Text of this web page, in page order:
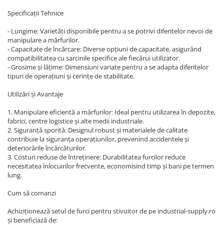
Specificații Tehnice
- Lungime: Varietăți disponibile pentru a se potrivi diferitelor nevoi de
manipulare a mărfurilor.
- Capacitate de încărcare: Diverse opțiuni de capacitate, asigurând
compatibilitatea cu sarcinile specifice ale fiecărui utilizator.
- Grosime și lățime: Dimensiuni variate pentru a se adapta diferitelor
tipuri de operațiuni și cerințe de stabilitate.
Utilizări și Avantaje
1. Manipulare eficientă a mărfurilor: Ideal pentru utilizarea în depozite,
fabrici, centre logistice și alte medii industriale.
2. Siguranță sporită: Designul robust și materialele de calitate
contribuie la siguranța operațiunilor, prevenind accidentele și
deteriorările încărcăturilor.
3. Costuri reduse de întreținere: Durabilitatea furcilor reduce
necesitatea înlocuirilor frecvente, economisind timp și bani pe termen
lung.
Cum să comanzi
Achiziționează setul de furci pentru stivuitor de pe industrial-supply.ro
și beneficiază de: